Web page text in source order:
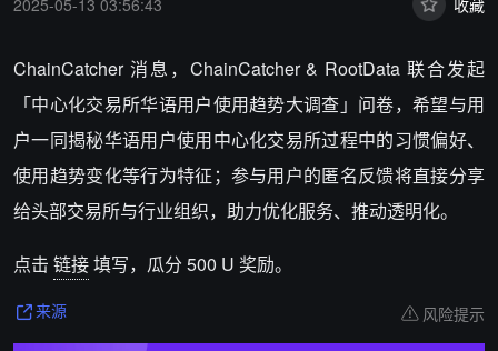
ChainCatcher 消息，ChainCatcher & RootData 联合发起
「中心化交易所华语用户使用趋势大调查」问卷，希望与用
户一同揭秘华语用户使用中心化交易所过程中的习惯偏好、
使用趋势变化等行为特征；参与用户的匿名反馈将直接分享
给头部交易所与行业组织，助力优化服务、推动透明化。
点击 链接填写， 瓜分 500 U 奖励。
来源 风险提示